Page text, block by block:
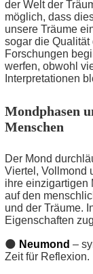
der Welt der
möglich, dass
unsere Träume
sogar die
Forschungen
werfen, obwohl
Interpretationen
Mondphasen
Menschen
Der Mond
Viertel, Vollmond
ihre einzigartigen
auf den
und der Träume.
Eigenschaften
🌑 Neumond –
Zeit für Reflexion.